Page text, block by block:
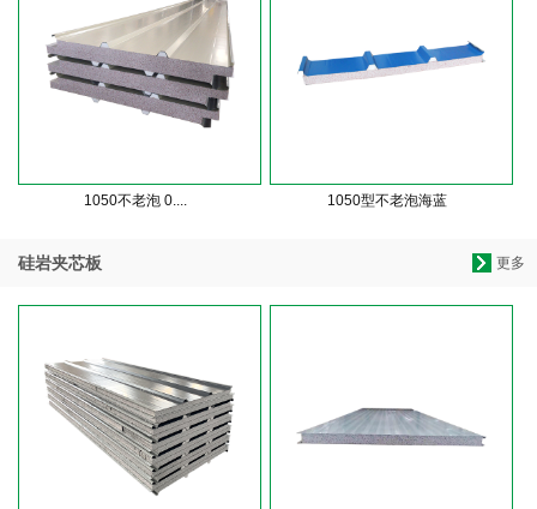
1050不老泡 0.... 1050型不老泡海蓝
更多
硅岩夹芯板